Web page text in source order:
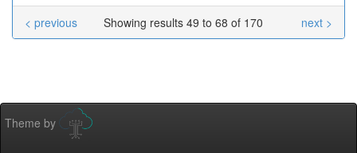
Showing results 49 to 68 of 170
< previous next >
Theme by